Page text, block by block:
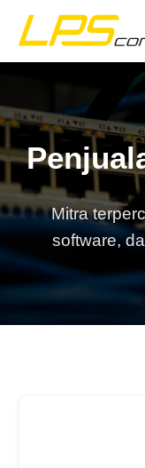
Produk
Layanan
Tentang
Toko eBay
Mitra
software,